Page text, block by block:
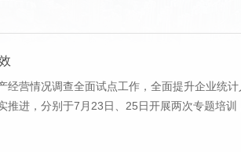
经营情况调查全面试点工作，全面提升企业统
进，分别于7月23日、25日开展两次专题培训